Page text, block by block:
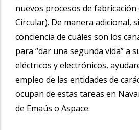
nuevos procesos de fabricación
Circular). De manera adicional,
conciencia de cuáles son los
para “dar una segunda vida” a
eléctricos y electrónicos,
empleo de las entidades de
ocupan de estas tareas en
de Emaús o Aspace.